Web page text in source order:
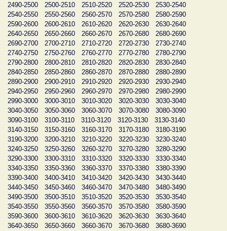
2490-2500
2500-2510 2510-2520 2520-2530
2530-2540
2540-2550
2550-2560 2560-2570 2570-2580
2580-2590
2590-2600
2600-2610 2610-2620 2620-2630
2630-2640
2640-2650
2650-2660 2660-2670 2670-2680
2680-2690
2690-2700
2700-2710 2710-2720 2720-2730
2730-2740
2740-2750
2750-2760 2760-2770 2770-2780
2780-2790
2790-2800
2800-2810 2810-2820 2820-2830
2830-2840
2840-2850
2850-2860 2860-2870 2870-2880
2880-2890
2890-2900
2900-2910 2910-2920 2920-2930
2930-2940
2940-2950
2950-2960 2960-2970 2970-2980
2980-2990
2990-3000
3000-3010 3010-3020 3020-3030
3030-3040
3040-3050
3050-3060 3060-3070 3070-3080
3080-3090
3090-3100
3100-3110 3110-3120 3120-3130
3130-3140
3140-3150
3150-3160 3160-3170 3170-3180
3180-3190
3190-3200
3200-3210 3210-3220 3220-3230
3230-3240
3240-3250
3250-3260 3260-3270 3270-3280
3280-3290
3290-3300
3300-3310 3310-3320 3320-3330
3330-3340
3340-3350
3350-3360 3360-3370 3370-3380
3380-3390
3390-3400
3400-3410 3410-3420 3420-3430
3430-3440
3440-3450
3450-3460 3460-3470 3470-3480
3480-3490
3490-3500
3500-3510 3510-3520 3520-3530
3530-3540
3540-3550
3550-3560 3560-3570 3570-3580
3580-3590
3590-3600
3600-3610 3610-3620 3620-3630
3630-3640
3640-3650
3650-3660 3660-3670 3670-3680
3680-3690